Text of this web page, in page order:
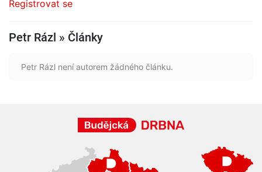
Registrovat se
Petr Rázl » Články
Petr Rázl není autorem žádného článku.